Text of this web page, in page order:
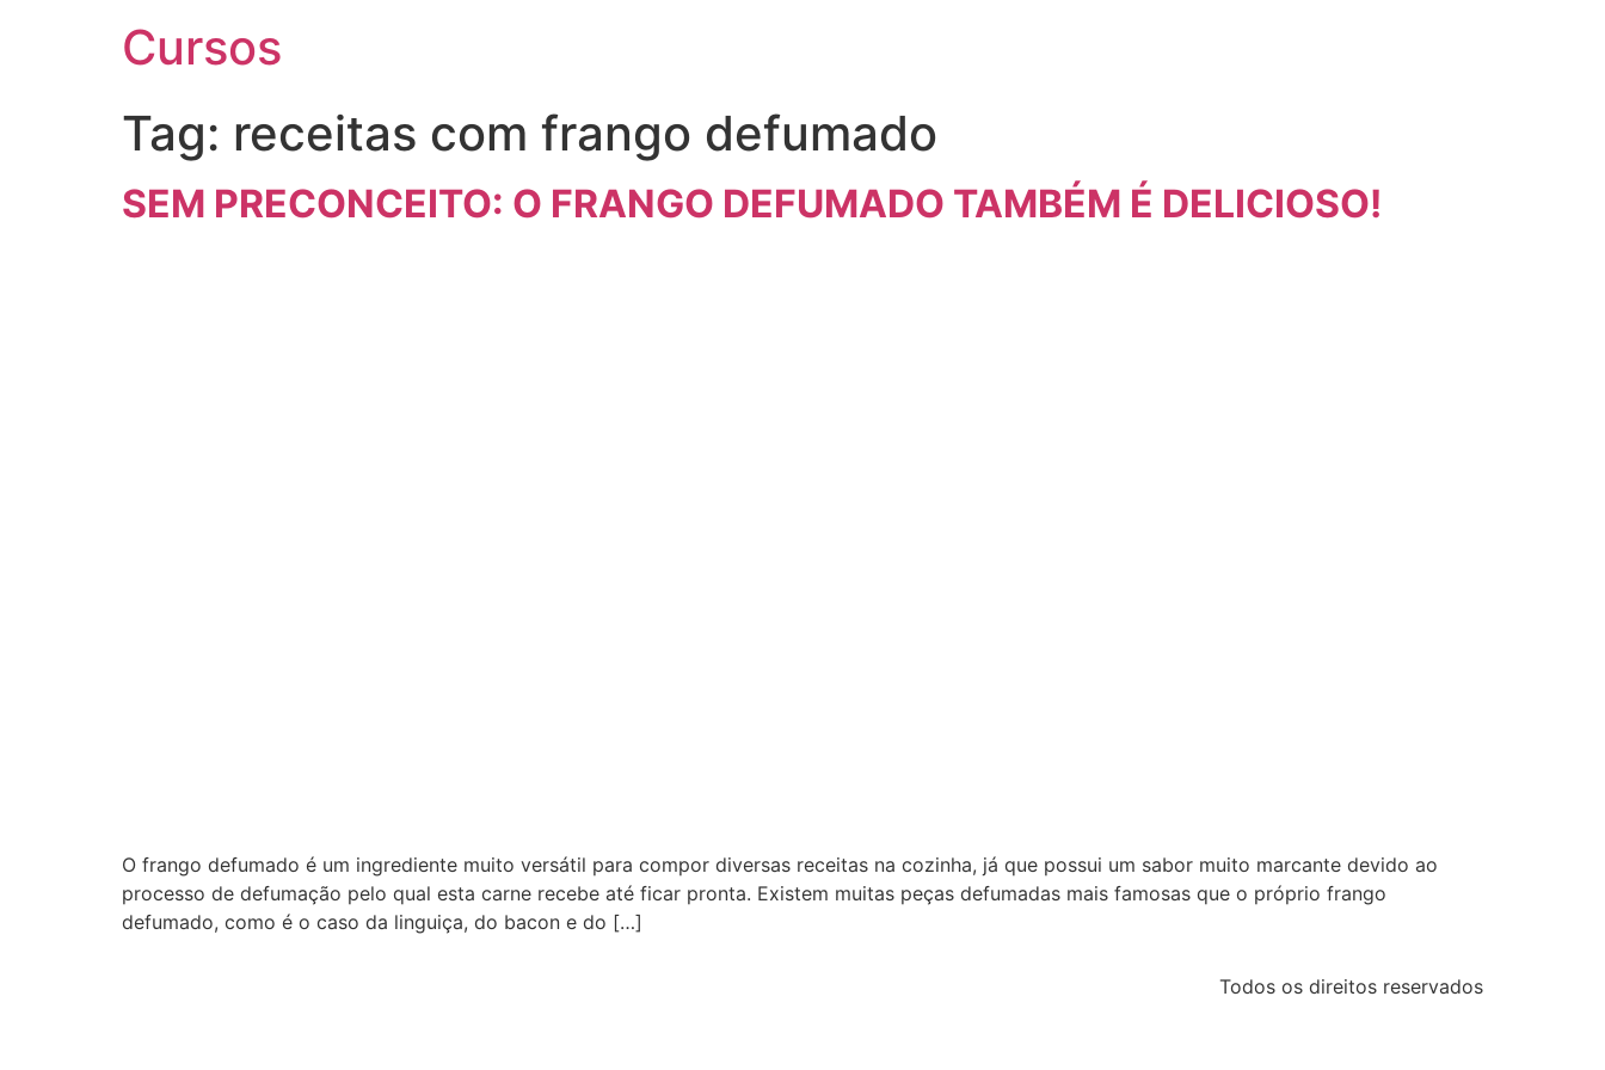
Cursos
Tag: receitas com frango defumado
SEM PRECONCEITO: O FRANGO DEFUMADO TAMBÉM É DELICIOSO!
O frango defumado é um ingrediente muito versátil para compor diversas receitas na cozinha, já que possui um sabor muito marcante devido ao
processo de defumação pelo qual esta carne recebe até ficar pronta. Existem muitas peças defumadas mais famosas que o próprio frango
defumado, como é o caso da linguiça, do bacon e do […]
Todos os direitos reservados